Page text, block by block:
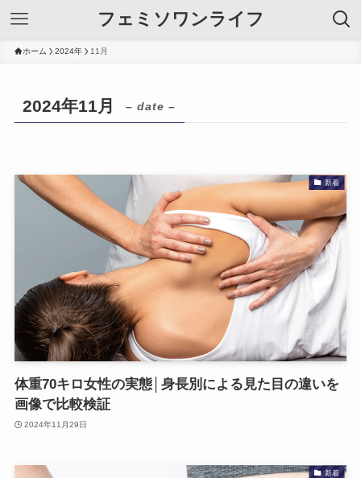
フェミソワンライフ
ホーム 2024年 11月
2024年11月 – date –
新着
体重70キロ女性の実態│身長別による見た目の違いを
画像で比較検証
2024年11月29日
新着